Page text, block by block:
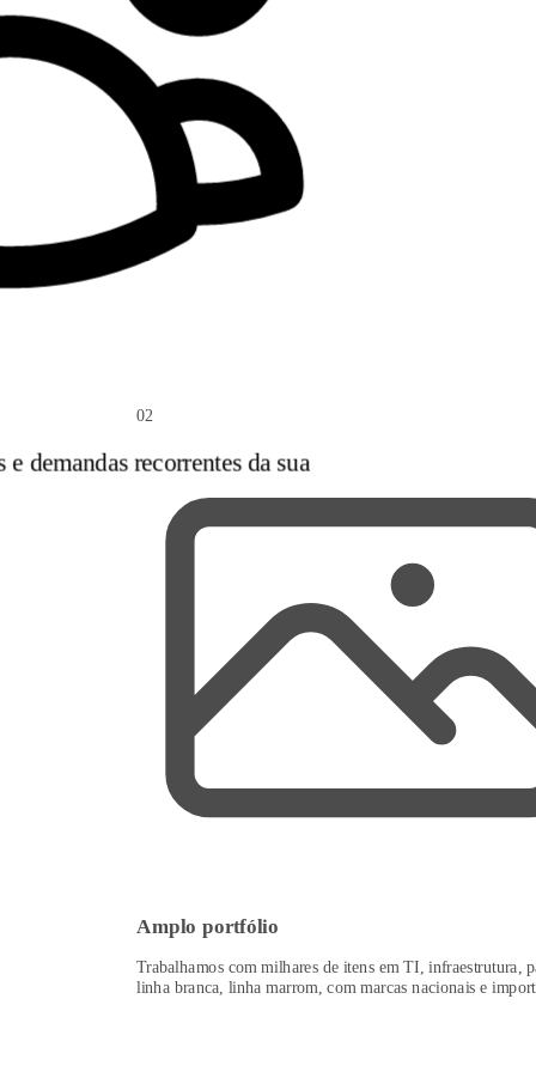
demandas recorrentes da sua
02
Amplo portfólio
Trabalhamos com milhares de itens em TI, infraestrutura,
linha branca, linha marrom, com marcas nacionais e